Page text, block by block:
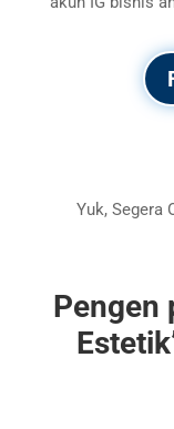
Yuk, Segera
Pengen